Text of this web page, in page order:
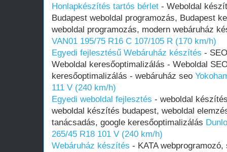
Honlapkészítés tartós bérlet - Weboldal
Budapest weboldal programozás, Budapest
weboldal programozás, modern webáruház
VAN01 195/75 R16 C 107/105 R (170 km/h)
Egyedi fejlesztésű Webáruház készítés -
Weboldal keresőoptimalizálás - Weboldal
keresőoptimalizálás - webáruház seo
111 V (240 km/h)
Egyedi weboldal fejlesztés - weboldal
weboldal készítés budapest, weboldal
tanácsadás, google keresőoptimalizálás
265/45 R18 101 V (240 km/h)
Webáruház készítés - KATA